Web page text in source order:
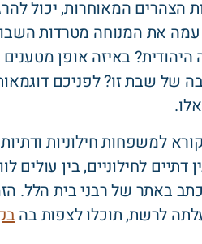
הצהרים המאוחרות, יכול
עמה את המנוחה מטרדות
באיזה אופן מטענים
של שבת זו? לפניכם
למשפחות חילוניות
לחילוניים, בין עולים
באתר של רבני בית הלל.
לרשת, תוכלו לצפות בה